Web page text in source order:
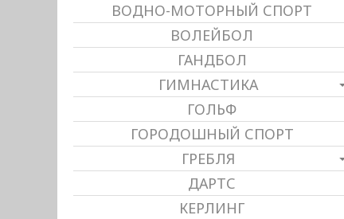
ВОДНО-МОТОРНЫЙ СПОРТ
ВОЛЕЙБОЛ
ГАНДБОЛ
ГИМНАСТИКА
ГОЛЬФ
ГОРОДОШНЫЙ СПОРТ
ГРЕБЛЯ
ДАРТС
КЕРЛИНГ